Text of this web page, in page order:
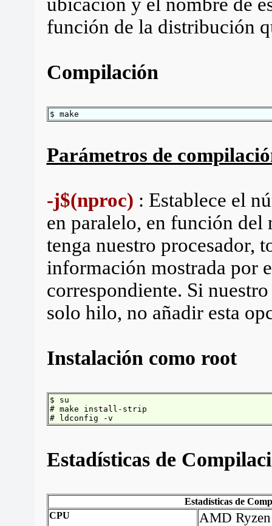
función de la distribución
Compilación
$ make
Parámetros de
-j$(nproc) : Establece el
en paralelo, en función del
tenga nuestro procesador,
información mostrada por
correspondiente. Si
solo hilo, no añadir esta
Instalación como root
$ su
# make install-strip
# ldconfig -v
Estadísticas de
Estadísticas de
CPU
AMD